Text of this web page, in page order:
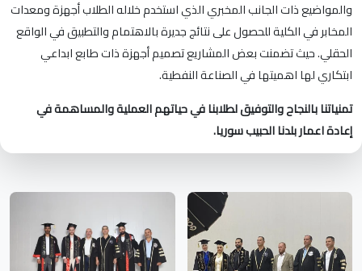
والمواضيع ذات الجانب المخبري الذي استخدم خلاله الطلاب أجهزة ومعدات
المخابر في الكلية للحصول على نتائج جديرة بالاهتمام والتطبيق في الواقع
الحقلي. حيث تضمنت بعض المشاريع تصميم أجهزة ذات طابع ابداعي
ابتكاري لها اهميتها في الصناعة النفطية.
تمنياتنا بالنجاح والتوفيق لطلابنا في حياتهم العملية والمساهمة في
إعادة اعمار بلدنا الحبيب سوريا.